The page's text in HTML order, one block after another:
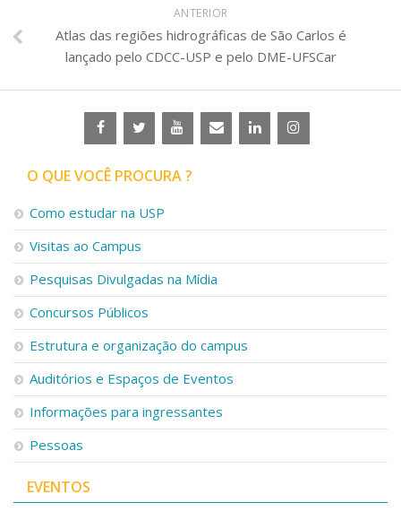
ANTERIOR
Atlas das regiões hidrográficas de São Carlos é
lançado pelo CDCC-USP e pelo DME-UFSCar
O QUE VOCÊ PROCURA ?
Como estudar na USP
Visitas ao Campus
Pesquisas Divulgadas na Mídia
Concursos Públicos
Estrutura e organização do campus
Auditórios e Espaços de Eventos
Informações para ingressantes
Pessoas
EVENTOS